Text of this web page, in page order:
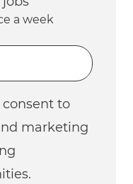
a week
to
marketing